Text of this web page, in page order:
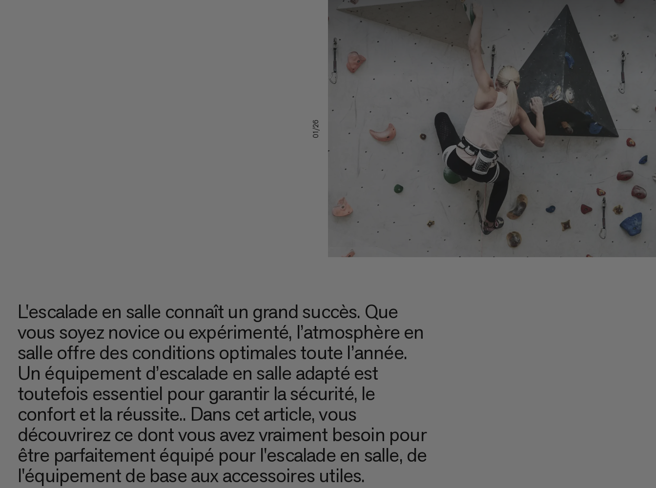
01/26
L'escalade en salle connaît un grand succès. Que
vous soyez novice ou expérimenté, l’atmosphère en
salle offre des conditions optimales toute l’année.
Un équipement d’escalade en salle adapté est
toutefois essentiel pour garantir la sécurité, le
confort et la réussite.. Dans cet article, vous
découvrirez ce dont vous avez vraiment besoin pour
être parfaitement équipé pour l'escalade en salle, de
l'équipement de base aux accessoires utiles.